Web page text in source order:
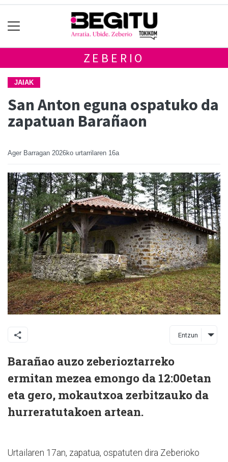
ZEBERIO
JAIAK
San Anton eguna ospatuko da
zapatuan Barañaon
Ager Barragan 2026ko urtarrilaren 16a
Entzun
Barañao auzo zeberioztarreko
ermitan mezea emongo da 12:00etan
eta gero, mokautxoa zerbitzauko da
hurreratutakoen artean.
Urtailaren 17an, zapatua, ospatuten dira Zeberioko